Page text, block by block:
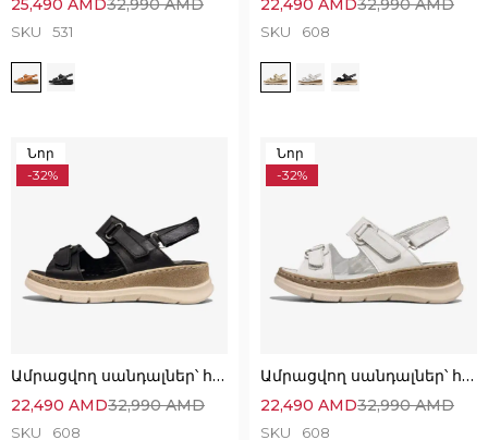
32,990AMD
25,490 AMD
SKU 531
32,990AMD
22,490 AMD
SKU 608
Նոր
-32%
Ամրացվող սանդալներ՝ հիանալի ընտրություն
32,990AMD
22,490 AMD
SKU 608
Նոր
-32%
Ամրացվող սանդալներ՝ հիանալի ընտրություն
32,990AMD
22,490 AMD
SKU 608